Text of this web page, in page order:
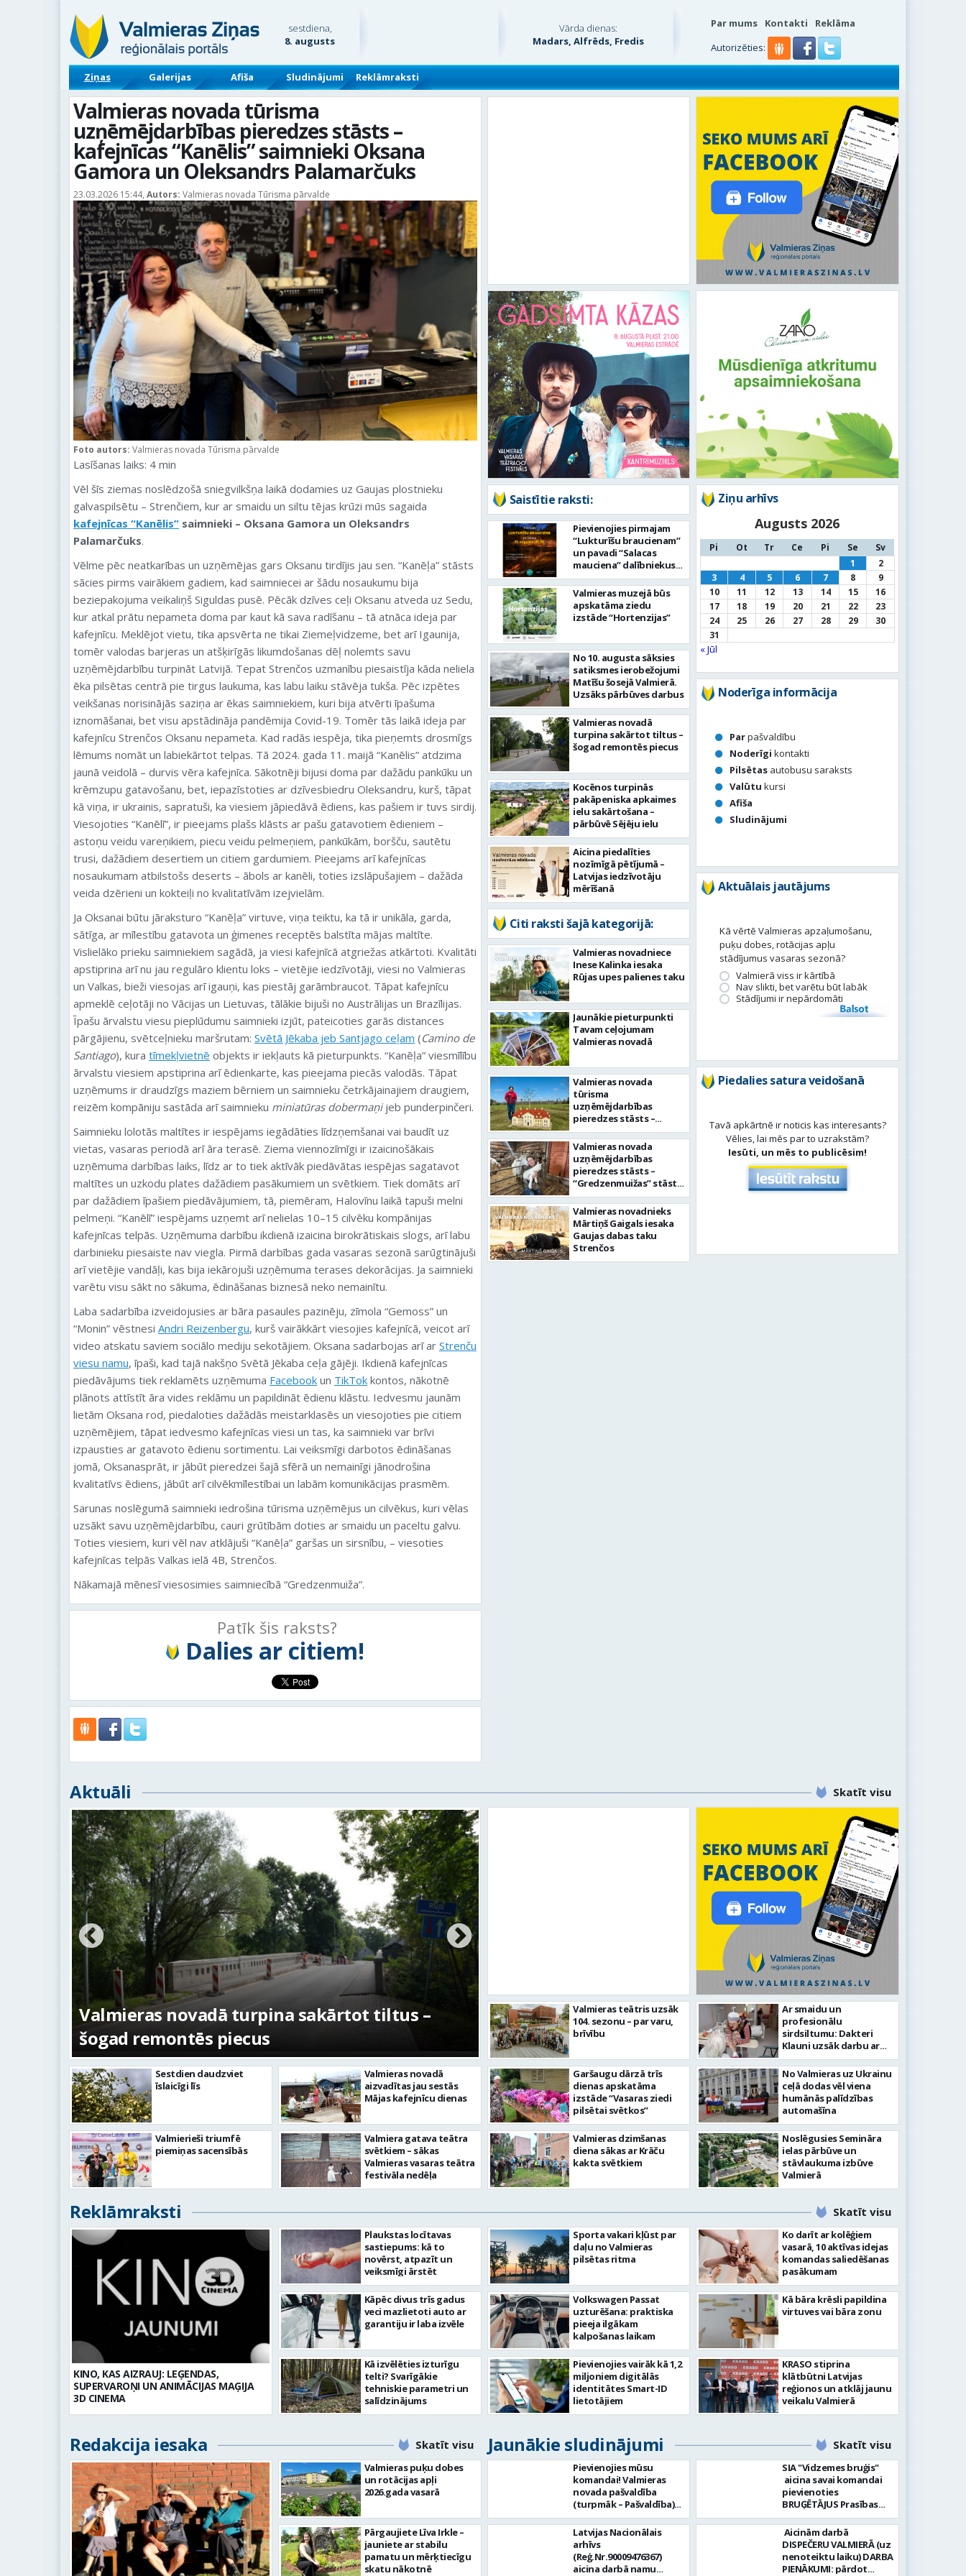
sestdiena,
8. augusts
Vārda dienas:
Madars, Alfrēds, Fredis
Par mums Kontakti
Reklāma
Autorizēties:
Ziņas Galerijas Afiša Sludinājumi Reklāmraksti
Valmieras novada tūrisma
uzņēmējdarbības pieredzes stāsts –
kafejnīcas “Kanēlis” saimnieki Oksana
Gamora un Oleksandrs Palamarčuks
23.03.2026 15:44, Autors: Valmieras novada Tūrisma pārvalde
Foto autors: Valmieras novada Tūrisma pārvalde
Lasīšanas laiks: 4 min
Vēl šīs ziemas noslēdzošā sniegvilkšņa laikā dodamies uz Gaujas plostnieku
galvaspilsētu – Strenčiem, kur ar smaidu un siltu tējas krūzi mūs sagaida
kafejnīcas “Kanēlis” saimnieki – Oksana Gamora un Oleksandrs
Palamarčuks.
Vēlme pēc neatkarības un uzņēmējas gars Oksanu tirdījis jau sen. “Kanēļa” stāsts
sācies pirms vairākiem gadiem, kad saimniecei ar šādu nosaukumu bija
beziepakojuma veikaliņš Siguldas pusē. Pēcāk dzīves ceļi Oksanu atveda uz Sedu,
kur atkal prātu nepameta doma par kaut kā sava radīšanu – tā atnāca ideja par
kafejnīcu. Meklējot vietu, tika apsvērta ne tikai Ziemeļvidzeme, bet arī Igaunija,
tomēr valodas barjeras un atšķirīgās likumdošanas dēļ nolemts savu
uzņēmējdarbību turpināt Latvijā. Tepat Strenčos uzmanību piesaistīja kāda neliela
ēka pilsētas centrā pie tirgus laukuma, kas labu laiku stāvēja tukša. Pēc izpētes
veikšanas norisinājās saziņa ar ēkas saimniekiem, kuri bija atvērti īpašuma
iznomāšanai, bet visu apstādināja pandēmija Covid-19. Tomēr tās laikā ideja par
kafejnīcu Strenčos Oksanu nepameta. Kad radās iespēja, tika pieņemts drosmīgs
lēmums nomāt un labiekārtot telpas. Tā 2024. gada 11. maijā “Kanēlis” atdzima
jaunā veidolā – durvis vēra kafejnīca. Sākotnēji bijusi doma par dažādu pankūku un
krēmzupu gatavošanu, bet, iepazīstoties ar dzīvesbiedru Oleksandru, kurš, tāpat
kā viņa, ir ukrainis, sapratuši, ka viesiem jāpiedāvā ēdiens, kas pašiem ir tuvs sirdij.
Viesojoties “Kanēlī”, ir pieejams plašs klāsts ar pašu gatavotiem ēdieniem –
astoņu veidu vareņikiem, piecu veidu pelmeņiem, pankūkām, boršču, sautētu
trusi, dažādiem desertiem un citiem gardumiem. Pieejams arī kafejnīcas
nosaukumam atbilstošs deserts – ābols ar kanēli, toties izslāpušajiem – dažāda
veida dzērieni un kokteiļi no kvalitatīvām izejvielām.
Ja Oksanai būtu jāraksturo “Kanēļa” virtuve, viņa teiktu, ka tā ir unikāla, garda,
sātīga, ar mīlestību gatavota un ģimenes receptēs balstīta mājas maltīte.
Vislielāko prieku saimniekiem sagādā, ja viesi kafejnīcā atgriežas atkārtoti. Kvalitāti
apstiprina arī nu jau regulāro klientu loks – vietējie iedzīvotāji, viesi no Valmieras
un Valkas, bieži viesojas arī igauņi, kas piestāj garāmbraucot. Tāpat kafejnīcu
apmeklē ceļotāji no Vācijas un Lietuvas, tālākie bijuši no Austrālijas un Brazīlijas.
Īpašu ārvalstu viesu pieplūdumu saimnieki izjūt, pateicoties garās distances
pārgājienu, svētceļnieku maršrutam: Svētā Jēkaba jeb Santjago ceļam (Camino de
Santiago), kura tīmekļvietnē objekts ir iekļauts kā pieturpunkts. “Kanēļa” viesmīlību
ārvalstu viesiem apstiprina arī ēdienkarte, kas pieejama piecās valodās. Tāpat
uzņēmums ir draudzīgs maziem bērniem un saimnieku četrkājainajiem draugiem,
reizēm kompāniju sastāda arī saimnieku miniatūras dobermaņijeb punderpinčeri.
Saimnieku lolotās maltītes ir iespējams iegādāties līdzņemšanai vai baudīt uz
vietas, vasaras periodā arī āra terasē. Ziema viennozīmīgi ir izaicinošākais
uzņēmuma darbības laiks, līdz ar to tiek aktīvāk piedāvātas iespējas sagatavot
maltītes un uzkodu plates dažādiem pasākumiem un svētkiem. Tiek domāts arī
par dažādiem īpašiem piedāvājumiem, tā, piemēram, Halovīnu laikā tapuši melni
pelmeņi. “Kanēlī” iespējams uzņemt arī nelielas 10–15 cilvēku kompānijas
kafejnīcas telpās. Uzņēmuma darbību ikdienā izaicina birokrātiskais slogs, arī labu
darbinieku piesaiste nav viegla. Pirmā darbības gada vasaras sezonā sarūgtinājuši
arī vietējie vandāļi, kas bija iekārojuši uzņēmuma terases dekorācijas. Ja saimnieki
varētu visu sākt no sākuma, ēdināšanas biznesā neko nemainītu.
Laba sadarbība izveidojusies ar bāra pasaules pazinēju, zīmola “Gemoss” un
“Monin” vēstnesi Andri Reizenbergu, kurš vairākkārt viesojies kafejnīcā, veicot arī
video atskatu saviem sociālo mediju sekotājiem. Oksana sadarbojas arī ar Strenču
viesu namu, īpaši, kad tajā nakšņo Svētā Jēkaba ceļa gājēji. Ikdienā kafejnīcas
piedāvājums tiek reklamēts uzņēmuma Facebook un TikTok kontos, nākotnē
plānots attīstīt āra vides reklāmu un papildināt ēdienu klāstu. Iedvesmu jaunām
lietām Oksana rod, piedaloties dažādās meistarklasēs un viesojoties pie citiem
uzņēmējiem, tāpat iedvesmo kafejnīcas viesi un tas, ka saimnieki var brīvi
izpausties ar gatavoto ēdienu sortimentu. Lai veiksmīgi darbotos ēdināšanas
jomā, Oksanasprāt, ir jābūt pieredzei šajā sfērā un nemainīgi jānodrošina
kvalitatīvs ēdiens, jābūt arī cilvēkmīlestībai un labām komunikācijas prasmēm.
Sarunas noslēgumā saimnieki iedrošina tūrisma uzņēmējus un cilvēkus, kuri vēlas
uzsākt savu uzņēmējdarbību, cauri grūtībām doties ar smaidu un paceltu galvu.
Toties viesiem, kuri vēl nav atklājuši “Kanēļa” garšas un sirsnību, – viesoties
kafejnīcas telpās Valkas ielā 4B, Strenčos.
Nākamajā mēnesī viesosimies saimniecībā “Gredzenmuiža”.
Patīk šis raksts?
Dalies ar citiem!
Saistītie raksti:
Pievienojies pirmajam
“Lukturīšu braucienam”
un pavadi “Salacas
mauciena” dalībniekus
ceļā uz jūru!
Valmieras muzejā būs
apskatāma ziedu
izstāde “Hortenzijas”
No 10. augusta sāksies
satiksmes ierobežojumi
Matīšu šosejā Valmierā.
Uzsāks pārbūves darbus
Valmieras novadā
turpina sakārtot tiltus –
šogad remontēs piecus
Kocēnos turpinās
pakāpeniska apkaimes
ielu sakārtošana –
pārbūvē Sējēju ielu
Aicina piedalīties
nozīmīgā pētījumā –
Latvijas iedzīvotāju
mērīšanā
Citi raksti šajā kategorijā:
Valmieras novadniece
Inese Kalinka iesaka
Rūjas upes palienes taku
Jaunākie pieturpunkti
Tavam ceļojumam
Valmieras novadā
Valmieras novada
tūrisma
uzņēmējdarbības
pieredzes stāsts –
“MiniCiems” saimniece
Santa Paegle
Valmieras novada
uzņēmējdarbības
pieredzes stāsts –
“Gredzenmuižas” stāsts
saimniece Dace Šulce un
Jorens Gredzens
Valmieras novadnieks
Mārtiņš Gaigals iesaka
Gaujas dabas taku
Strenčos
Ziņu arhīvs
Augusts 2026
Pi Ot Tr Ce Pi Se
Sv
1
2
3
4 5 6 7 8
9
10
11 12 13 14 15
16
17
18 19 20 21 22
23
24
25 26 27 28 29
30
31
« Jūl
Noderīga informācija
Parpašvaldību
Noderīgi kontakti
Pilsētas autobusu saraksts
Valūtu kursi
Afiša
Sludinājumi
Aktuālais jautājums
Kā vērtē Valmieras apzaļumošanu,
puķu dobes, rotācijas apļu
stādījumus vasaras sezonā?
Valmierā viss ir kārtībā
Nav slikti, bet varētu būt labāk
Stādījumi ir nepārdomāti
Balsot
Piedalies satura veidošanā
Tavā apkārtnē ir noticis kas interesants?
Vēlies, lai mēs par to uzrakstām?
Iesūti, un mēs to publicēsim!
Aktuāli Skatīt visu
Valmieras novadā turpina sakārtot tiltus –
šogad remontēs piecus
No pagaidu teātra līdz laikmetīgās kultūras
centram – kā attīstīsies “Kurtuve”
Sestdien daudzviet
īslaicīgi līs
Valmierieši triumfē
piemiņas sacensībās
Valmieras novadā
aizvadītas jau sestās
Mājas kafejnīcu dienas
Valmiera gatava teātra
svētkiem – sākas
Valmieras vasaras teātra
festivāla nedēļa
Valmieras teātris uzsāk
104. sezonu – par varu,
brīvību
Garšaugu dārzā trīs
dienas apskatāma
izstāde “Vasaras ziedi
pilsētai svētkos”
Valmieras dzimšanas
diena sākas ar Krāču
kakta svētkiem
Ar smaidu un
profesionālu
sirdsiltumu: Dakteri
Klauni uzsāk darbu ar
senioriem Vidzemes
slimnīcā
No Valmieras uz Ukrainu
ceļā dodas vēl viena
humānās palīdzības
automašīna
Noslēgusies Semināra
ielas pārbūve un
stāvlaukuma izbūve
Valmierā
Reklāmraksti Skatīt visu
KINO, KAS AIZRAUJ: LEĢENDAS,
SUPERVAROŅI UN ANIMĀCIJAS MAĢIJA
3D CINEMA
Plaukstas locītavas
sastiepums: kā to
novērst, atpazīt un
veiksmīgi ārstēt
Kāpēc divus trīs gadus
veci mazlietoti auto ar
garantiju ir laba izvēle
Kā izvēlēties izturīgu
telti? Svarīgākie
tehniskie parametri un
salīdzinājums
Sporta vakari kļūst par
daļu no Valmieras
pilsētas ritma
Volkswagen Passat
uzturēšana: praktiska
pieeja ilgākam
kalpošanas laikam
Pievienojies vairāk kā 1,2
miljoniem digitālās
identitātes Smart-ID
lietotājiem
Ko darīt ar kolēģiem
vasarā, 10 aktīvas idejas
komandas saliedēšanas
pasākumam
Kā bāra krēsli papildina
virtuves vai bāra zonu
KRASO stiprina
klātbūtni Latvijas
reģionos un atklāj jaunu
veikalu Valmierā
Redakcija iesaka Skatīt visu Jaunākie sludinājumi Skatīt visu
Valmieras puķu dobes
un rotācijas apļi
2026.gada vasarā
Pārgaujiete Līva Irkle –
jauniete ar stabilu
pamatu un mērķtiecīgu
skatu nākotnē
Pievienojies mūsu
komandai! Valmieras
novada pašvaldība
(turpmāk – Pašvaldība)
aicina darbā
Informācijas tehnoloģiju
centra (ITC) informācijas
tehnoloģiju
administratoru/-i (uz
Latvijas Nacionālais
arhīvs
(Reģ.Nr.90009476367)
aicina darbā namu
SIA "Vidzemes bruģis"
aicina savai komandai
pievienoties
BRUĢĒTĀJUS Prasības
pretendentiem: Vēlme
strādāt - augsta
atbildības sajūta pret
darbu, precizitāte;
Pieredze bruģēšanā vai
Aicinām darbā
DISPEČERU VALMIERĀ (uz
nenoteiktu laiku) DARBA
PIENĀKUMI: pārdot